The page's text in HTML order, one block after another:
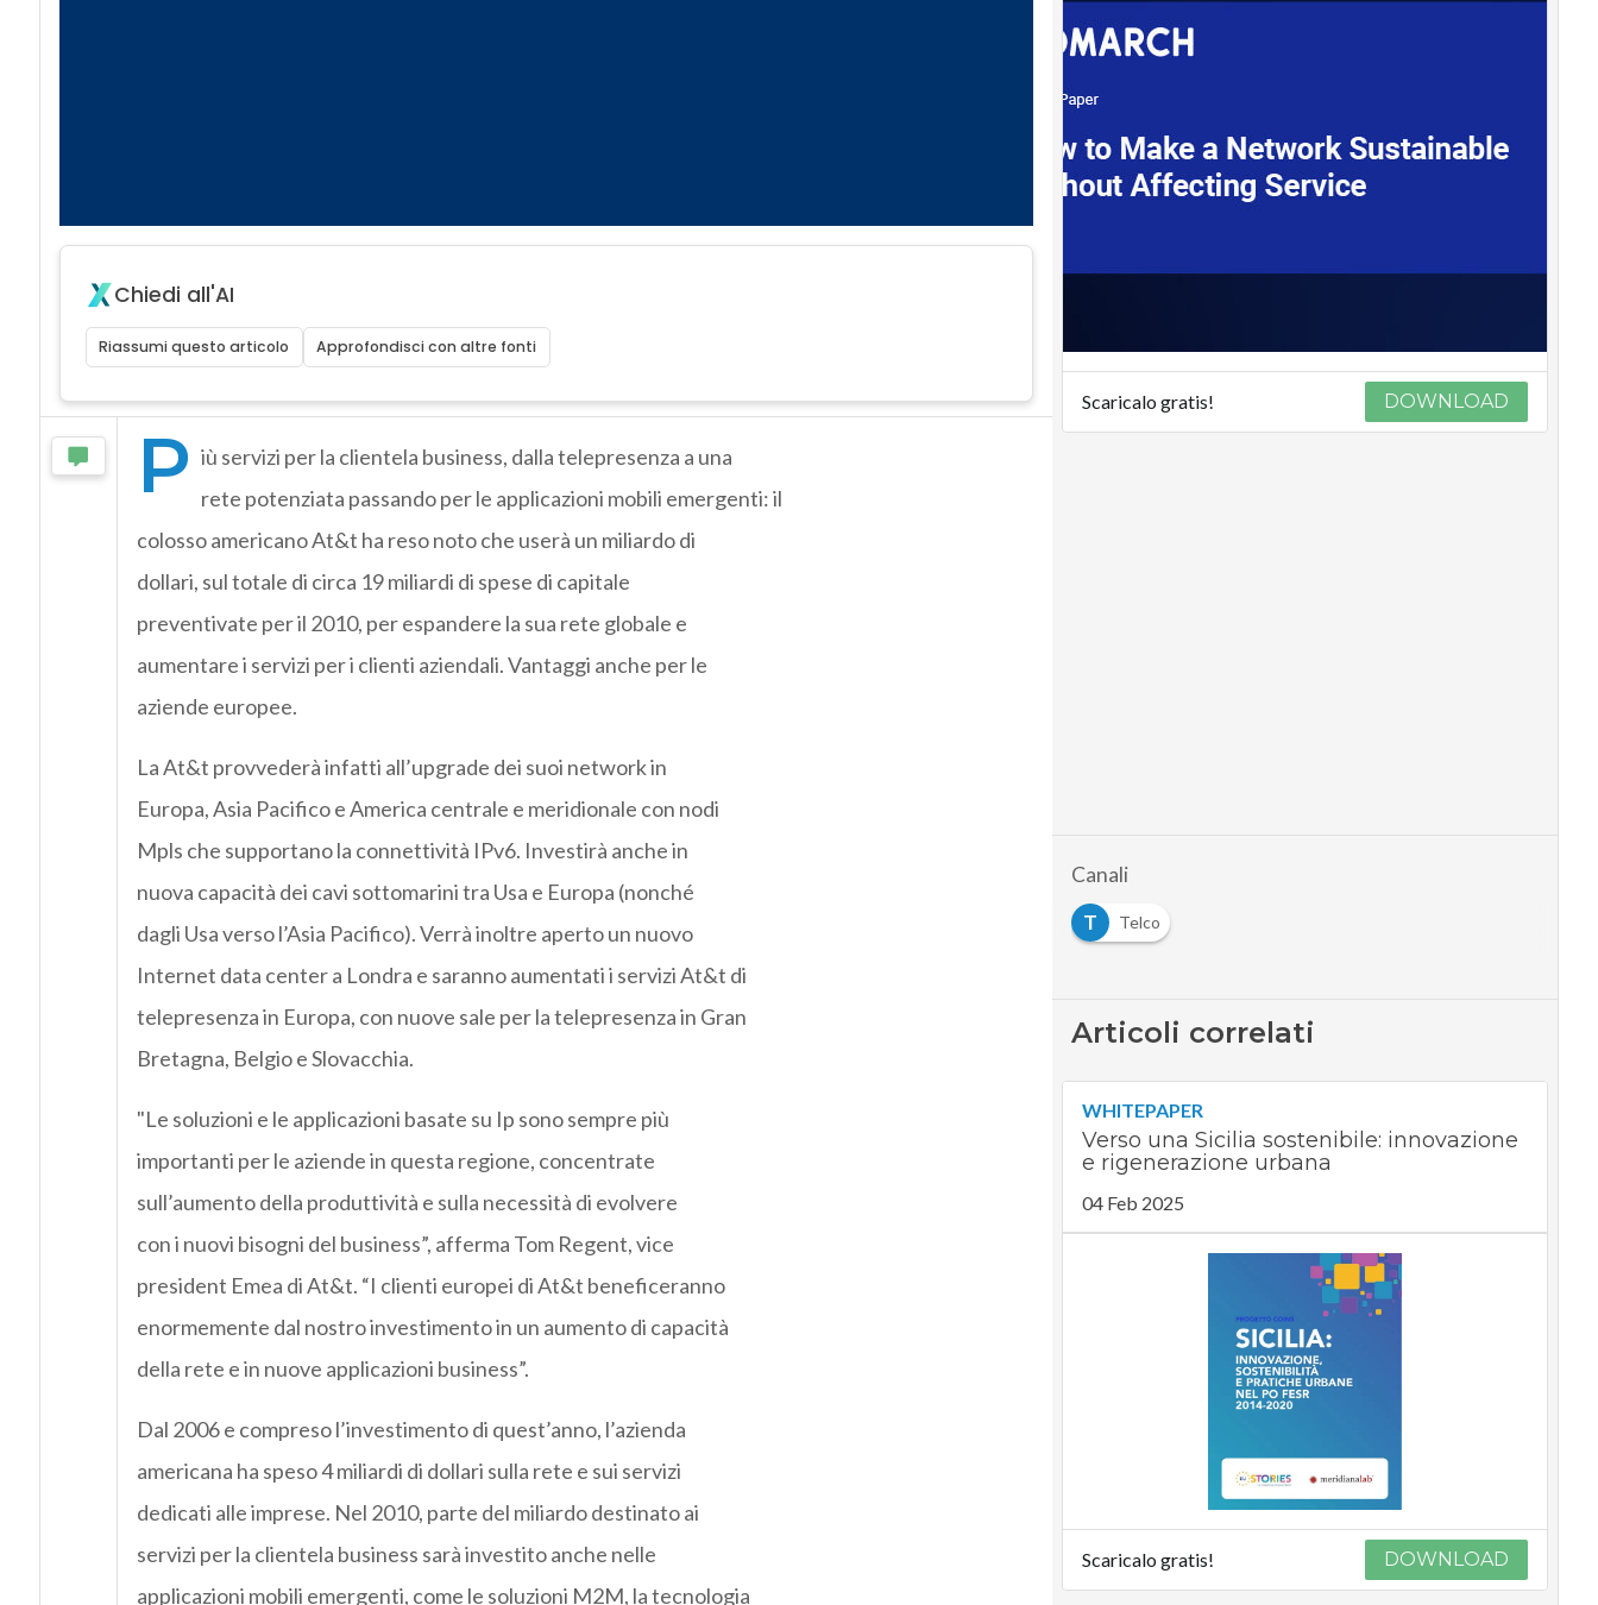
Chiedi all'AI
Riassumi questo articolo Approfondisci con altre fonti
P iù servizi per la clientela business, dalla telepresenza a una
rete potenziata passando per le applicazioni mobili emergenti: il
colosso americano At&t ha reso noto che userà un miliardo di
dollari, sul totale di circa 19 miliardi di spese di capitale
preventivate per il 2010, per espandere la sua rete globale e
aumentare i servizi per i clienti aziendali. Vantaggi anche per le
aziende europee.
La At&t provvederà infatti all’upgrade dei suoi network in
Europa, Asia Pacifico e America centrale e meridionale con nodi
Mpls che supportano la connettività IPv6. Investirà anche in
nuova capacità dei cavi sottomarini tra Usa e Europa (nonché
dagli Usa verso l’Asia Pacifico). Verrà inoltre aperto un nuovo
Internet data center a Londra e saranno aumentati i servizi At&t di
telepresenza in Europa, con nuove sale per la telepresenza in Gran
Bretagna, Belgio e Slovacchia.
"Le soluzioni e le applicazioni basate su Ip sono sempre più
importanti per le aziende in questa regione, concentrate
sull’aumento della produttività e sulla necessità di evolvere
con i nuovi bisogni del business”, afferma Tom Regent, vice
president Emea di At&t. “I clienti europei di At&t beneficeranno
enormemente dal nostro investimento in un aumento di capacità
della rete e in nuove applicazioni business”.
Dal 2006 e compreso l’investimento di quest’anno, l’azienda
americana ha speso 4 miliardi di dollari sulla rete e sui servizi
dedicati alle imprese. Nel 2010, parte del miliardo destinato ai
servizi per la clientela business sarà investito anche nelle
applicazioni mobili emergenti, come le soluzioni M2M, la tecnologia
Scaricalo gratis! DOWNLOAD
Canali
T
Telco
Articoli correlati
WHITEPAPER
Verso una Sicilia sostenibile: innovazione
e rigenerazione urbana
04 Feb 2025
Scaricalo gratis! DOWNLOAD